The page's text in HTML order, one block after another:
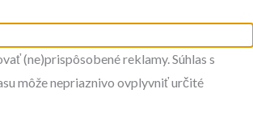
(ne)prispôsobené reklamy. Súhlas s
môže nepriaznivo ovplyvniť určité